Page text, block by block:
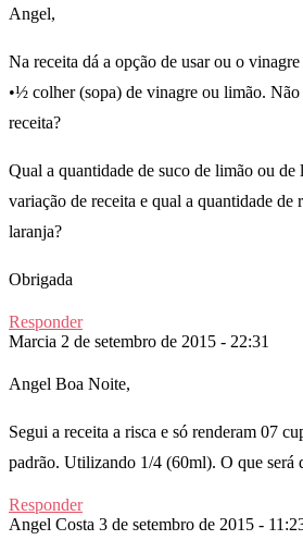
Angel,
Na receita dá a opção de usar ou o
•½ colher (sopa) de vinagre ou limão. Não
receita?
Qual a quantidade de suco de limão ou de
variação de receita e qual a quantidade de
laranja?
Obrigada
Responder
Marcia 2 de setembro de 2015 - 22:31
Angel Boa Noite,
Segui a receita a risca e só renderam 07
padrão. Utilizando 1/4 (60ml). O que será
Responder
Angel Costa 3 de setembro de 2015 -